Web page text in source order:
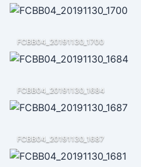
FCBB04_20191130_1700
FCBB04_20191130_1684
FCBB04_20191130_1687